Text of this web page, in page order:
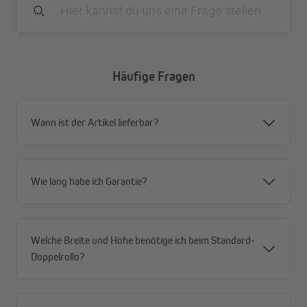
Häufige Fragen
Wann ist der Artikel lieferbar?
Wie lang habe ich Garantie?
Welche Breite und Höhe benötige ich beim Standard-
Doppelrollo?